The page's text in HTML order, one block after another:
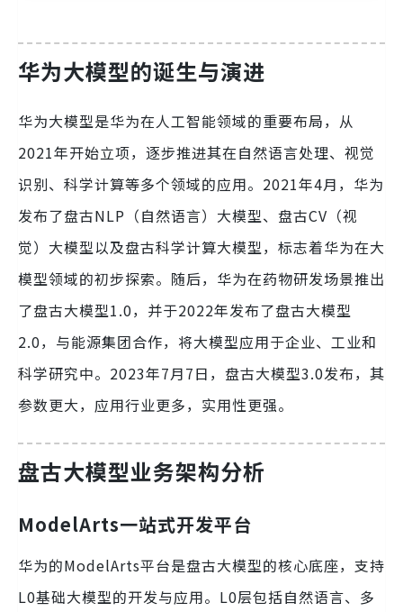
华为大模型的诞生与演进
华为大模型是华为在人工智能领域的重要布局，从
2021年开始立项，逐步推进其在自然语言处理、视觉
识别、科学计算等多个领域的应用。2021年4月，华为
发布了盘古NLP（自然语言）大模型、盘古CV（视
觉）大模型以及盘古科学计算大模型，标志着华为在大
模型领域的初步探索。随后，华为在药物研发场景推出
了盘古大模型1.0，并于2022年发布了盘古大模型
2.0，与能源集团合作，将大模型应用于企业、工业和
科学研究中。2023年7月7日，盘古大模型3.0发布，其
参数更大，应用行业更多，实用性更强。
盘古大模型业务架构分析
ModelArts一站式开发平台
华为的ModelArts平台是盘古大模型的核心底座，支持
L0基础大模型的开发与应用。L0层包括自然语言、多